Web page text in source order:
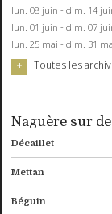
lun. 08 juin - dim. 14
lun. 01 juin - dim. 07
lun. 25 mai - dim. 31
Toutes les
Naguère sur
Décaillet
Mettan
Béguin